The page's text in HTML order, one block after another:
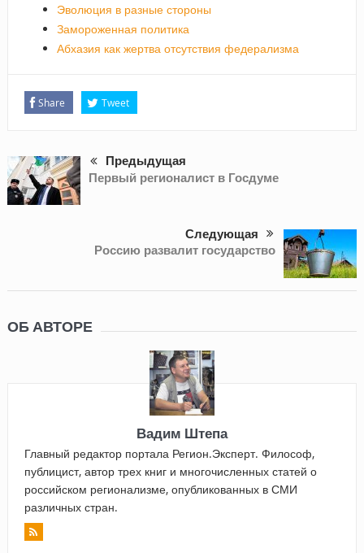
Эволюция в разные стороны
Замороженная политика
Абхазия как жертва отсутствия федерализма
Share Tweet
Предыдущая
Первый регионалист в Госдуме
Следующая
Россию развалит государство
ОБ АВТОРЕ
Вадим Штепа
Главный редактор портала Регион.Эксперт. Философ,
публицист, автор трех книг и многочисленных статей о
российском регионализме, опубликованных в СМИ
различных стран.